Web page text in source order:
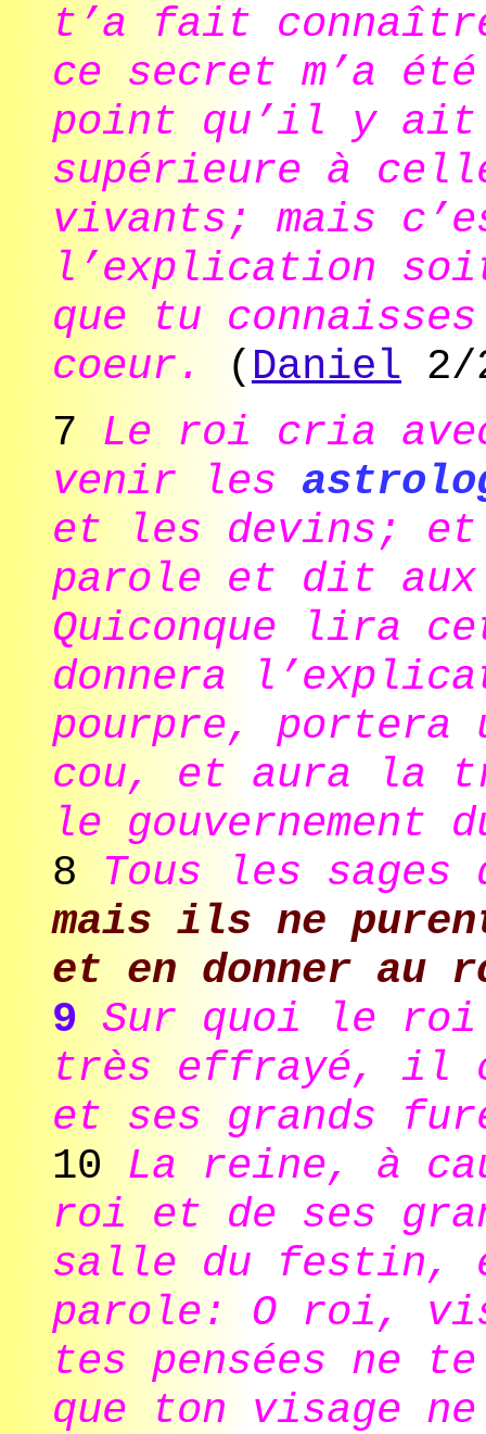
t’a fait
ce secret m’a
point qu’il y ait
supérieure à
vivants; mais
l’explication
que tu
coeur.
(Daniel 2/
7 Le roi cria
venir les
et les devins;
parole et dit aux
Quiconque lira
donnera
pourpre, portera
cou, et aura la
le gouvernement
8 Tous les
mais ils ne
et en donner au
9 Sur quoi le
très effrayé, il
et ses grands
10 La reine, à
roi et de ses
salle du
parole: O roi,
tes pensées ne
que ton visage ne